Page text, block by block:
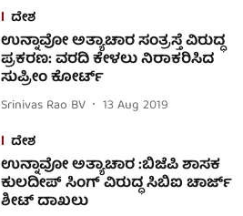
ದೇಶ
ಉನ್ನಾವೋ ಅತ್ಯಾಚಾರ ಸಂತ್ರಸ್ತೆ ವಿರುದ್ಧ
ಪ್ರಕರಣ: ವರದಿ ಕೇಳಲು ನಿರಾಕರಿಸಿದ
ಸುಪ್ರೀಂ ಕೋರ್ಟ್
Srinivas Rao BV
13 Aug 2019
ದೇಶ
ಉನ್ನಾವೋ ಅತ್ಯಾಚಾರ :ಬಿಜೆಪಿ ಶಾಸಕ
ಕುಲದೀಪ್ ಸಿಂಗ್ ವಿರುದ್ಧ ಸಿಬಿಐ ಚಾರ್ಜ್
ಶೀಟ್ ದಾಖಲು